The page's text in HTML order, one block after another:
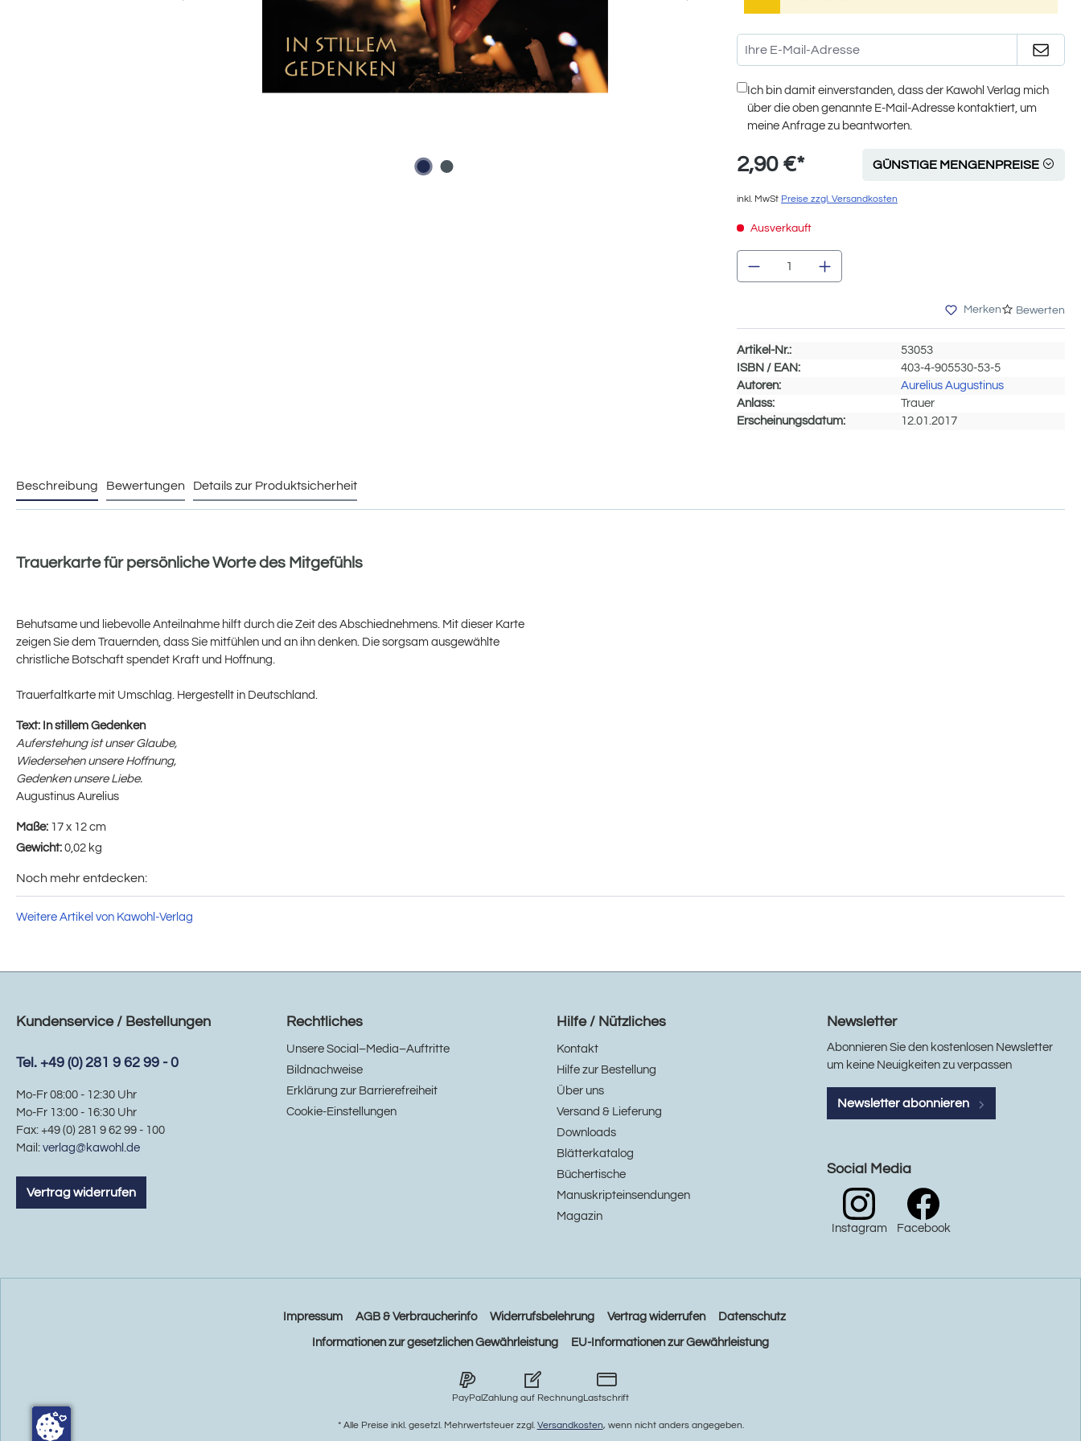
Ich bin damit einverstanden, dass der Kawohl Verlag mich
über die oben genannte E-Mail-Adresse kontaktiert, um
meine Anfrage zu beantworten.
2,90 €* GÜNSTIGE MENGENPREISE
inkl. MwSt Preise zzgl. Versandkosten
Ausverkauft
Produkt Anzahl: Gib den gewünschten
Merken Bewerten
Artikel-Nr.:
53053
ISBN / EAN:
403-4-905530-53-5
Autoren:
Aurelius Augustinus
Anlass:
Trauer
Erscheinungsdatum:
12.01.2017
Beschreibung Bewertungen Details zur Produktsicherheit
Trauerkarte für persönliche Worte des Mitgefühls
Behutsame und liebevolle Anteilnahme hilft durch die Zeit des Abschiednehmens. Mit dieser Karte
zeigen Sie dem Trauernden, dass Sie mitfühlen und an ihn denken. Die sorgsam ausgewählte
christliche Botschaft spendet Kraft und Hoffnung.
Trauerfaltkarte mit Umschlag. Hergestellt in Deutschland.
Text: In stillem Gedenken
Auferstehung ist unser Glaube,
Wiedersehen unsere Hoffnung,
Gedenken unsere Liebe.
Augustinus Aurelius
Maße: 17 x 12 cm
Gewicht: 0,02 kg
Noch mehr entdecken:
Weitere Artikel von Kawohl-Verlag
Kundenservice / Bestellungen
Tel. +49 (0) 281 9 62 99 - 0
Mo-Fr 08:00 - 12:30 Uhr
Mo-Fr 13:00 - 16:30 Uhr
Fax: +49 (0) 281 9 62 99 - 100
Mail: verlag@kawohl.de
Vertrag widerrufen
Rechtliches
Unsere Social–Media–Auftritte
Bildnachweise
Erklärung zur Barrierefreiheit
Cookie-Einstellungen
Hilfe / Nützliches
Kontakt
Hilfe zur Bestellung
Über uns
Versand & Lieferung
Downloads
Blätterkatalog
Büchertische
Manuskripteinsendungen
Magazin
Newsletter
Abonnieren Sie den kostenlosen Newsletter
um keine Neuigkeiten zu verpassen
Newsletter abonnieren
Social Media
Instagram Facebook
Impressum AGB & Verbraucherinfo Widerrufsbelehrung Vertrag widerrufen Datenschutz
Informationen zur gesetzlichen Gewährleistung EU-Informationen zur Gewährleistung
PayPalZahlung auf RechnungLastschrift
* Alle Preise inkl. gesetzl. Mehrwertsteuer zzgl. Versandkosten, wenn nicht anders angegeben.